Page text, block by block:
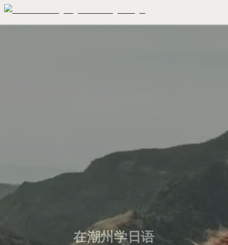
在潮州学日语